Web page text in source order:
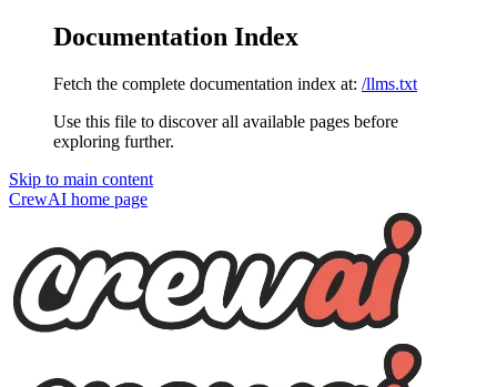
Documentation Index
Fetch the complete documentation index at: /llms.txt
Use this file to discover all available pages before
exploring further.
Skip to main content
CrewAI home page